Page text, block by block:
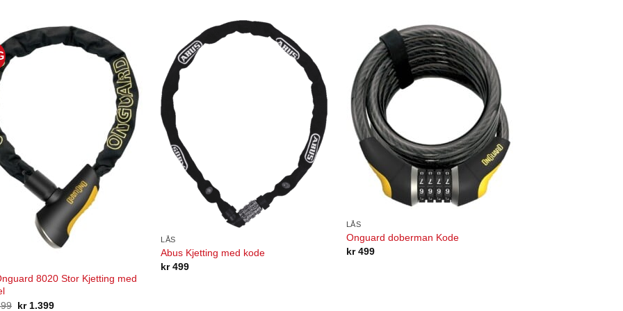
8020 Stor Kjetting med
Opprinnelig
kr1.399Nåværende
LÅS
Abus Kjetting med kode
kr499
LÅS
Onguard doberman Kode
kr499